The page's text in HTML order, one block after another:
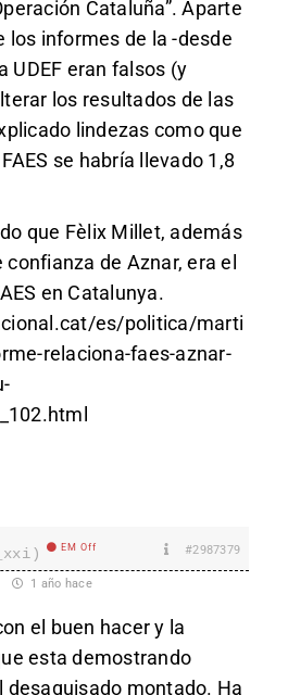
Cataluña”. Aparte
los informes de la -desde
UDEF eran falsos (y
los resultados de las
lindezas como que
se habría llevado 1,8
que Fèlix Millet, además
de Aznar, era el
en Catalunya.
es/politica/marti
relaciona-faes-aznar-
EM Off #2987379
1 año hace
el buen hacer y la
esta demostrando
desaguisado montado. Ha